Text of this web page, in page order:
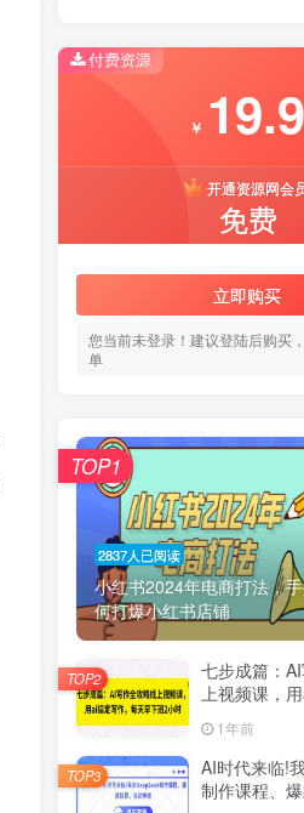
付费资源
￥ 19.9
开通资源网会
免费
立即购买
您当前未登录！建议登陆后购买
单
2837人已阅读
小红书2024年电商打法，
何打爆小红书店铺
TOP1
七步成篇：
上视频课，
每天早下班2
1年前
TOP2
AI时代来临!
制作课程、
TOP3